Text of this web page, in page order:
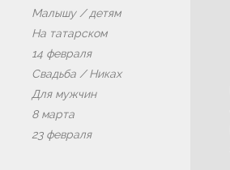
Малышу / детям
На татарском
14 февраля
Свадьба / Никах
Для мужчин
8 марта
23 февраля